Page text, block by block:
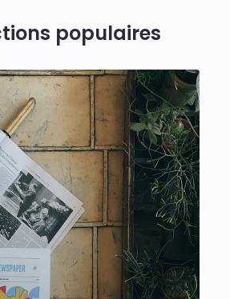
populaires